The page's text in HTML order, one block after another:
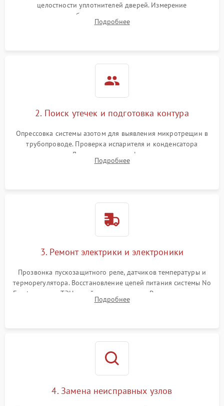
целостности уплотнителей дверей. Измерение
сопротивления обмоток мотора, проверка термостата и
считывание кодов ошибок с электронного дисплея.
Подробнее
2. Поиск утечек и подготовка контура
Опрессовка системы азотом для выявления микротрещин в
трубопроводе. Проверка испарителя и конденсатора
течеискателем. Демонтаж старого фильтра-осушителя и
продувка капиллярной трубки для устранения засоров.
Подробнее
3. Ремонт электрики и электроники
Прозвонка пускозащитного реле, датчиков температуры и
терморегулятора. Восстановление цепей питания системы No
Frost, включая ТЭН оттайки и вентилятор. Ремонт или замена
платы управления при сбоях алгоритмов.
Подробнее
4. Замена неисправных узлов